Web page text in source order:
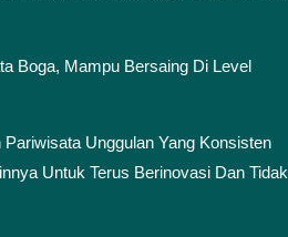
Boga, Mampu Bersaing Di Level
Unggulan Yang Konsisten
Untuk Terus Berinovasi Dan Tidak